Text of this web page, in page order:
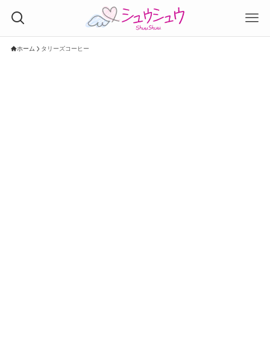
ホーム タリーズコーヒー